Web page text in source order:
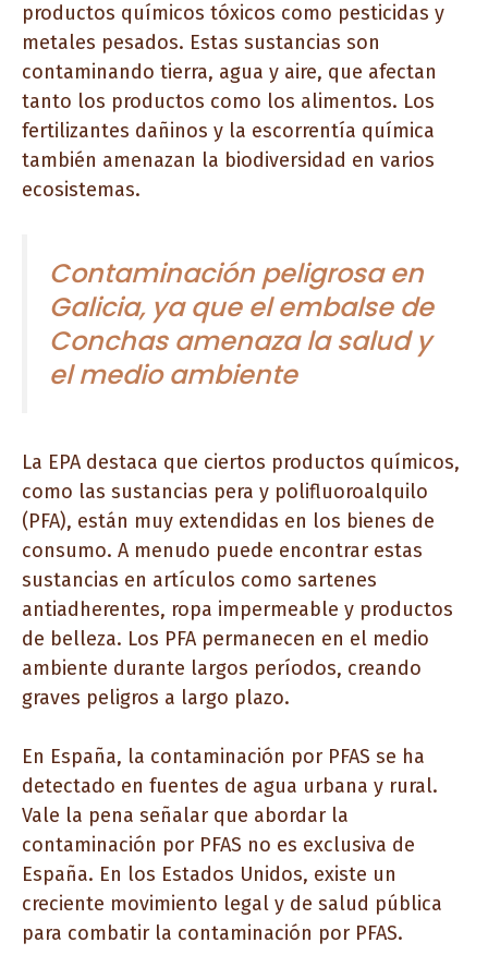
productos químicos tóxicos como pesticidas y
metales pesados. Estas sustancias son
contaminando tierra, agua y aire, que afectan
tanto los productos como los alimentos. Los
fertilizantes dañinos y la escorrentía química
también amenazan la biodiversidad en varios
ecosistemas.
Contaminación peligrosa en
Galicia, ya que el embalse de
Conchas amenaza la salud y
el medio ambiente
La EPA destaca que ciertos productos químicos,
como las sustancias pera y polifluoroalquilo
(PFA), están muy extendidas en los bienes de
consumo. A menudo puede encontrar estas
sustancias en artículos como sartenes
antiadherentes, ropa impermeable y productos
de belleza. Los PFA permanecen en el medio
ambiente durante largos períodos, creando
graves peligros a largo plazo.
En España, la contaminación por PFAS se ha
detectado en fuentes de agua urbana y rural.
Vale la pena señalar que abordar la
contaminación por PFAS no es exclusiva de
España. En los Estados Unidos, existe un
creciente movimiento legal y de salud pública
para combatir la contaminación por PFAS.